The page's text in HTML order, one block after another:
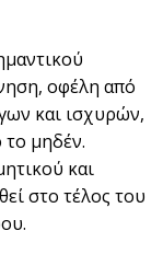
οφέλη από
και ισχυρών,
το μηδέν.
και
στο τέλος του